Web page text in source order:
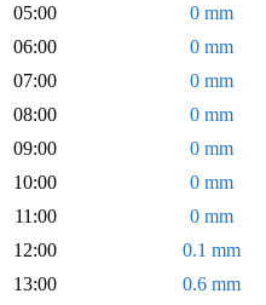
05:00
0 mm
06:00
0 mm
07:00
0 mm
08:00
0 mm
09:00
0 mm
10:00
0 mm
11:00
0 mm
12:00
0.1 mm
13:00
0.6 mm